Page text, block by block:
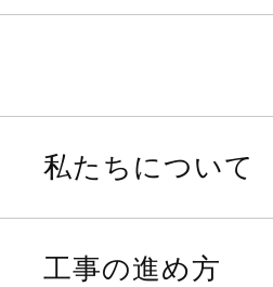
私たちについて
工事の進め方